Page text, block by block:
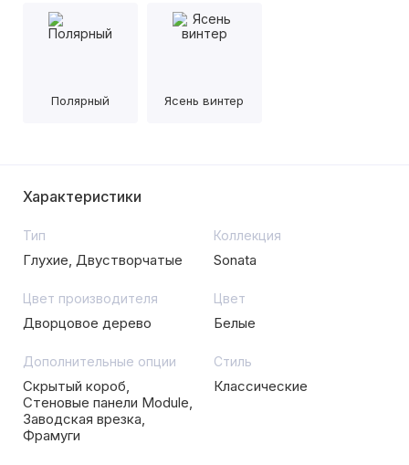
Полярный Ясень винтер
Характеристики
Тип
Глухие, Двустворчатые
Коллекция
Sonata
Цвет производителя
Дворцовое дерево
Цвет
Белые
Дополнительные опции
Скрытый короб,
Стеновые панели Module,
Заводская врезка,
Фрамуги
Стиль
Классические